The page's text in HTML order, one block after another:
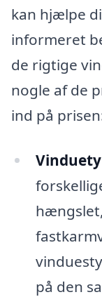
kan hjælpe
informeret
de rigtige
nogle af de
ind på
på den